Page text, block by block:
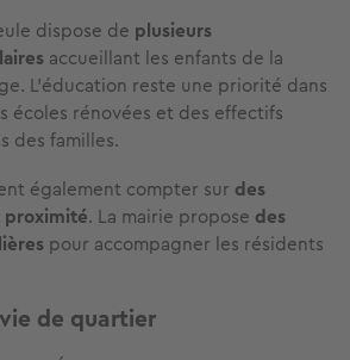
dispose de plusieurs
accueillant les enfants de la
L'éducation reste une priorité dans
écoles rénovées et des effectifs
des familles.
également compter sur des
proximité. La mairie propose des
pour accompagner les résidents
de quartier